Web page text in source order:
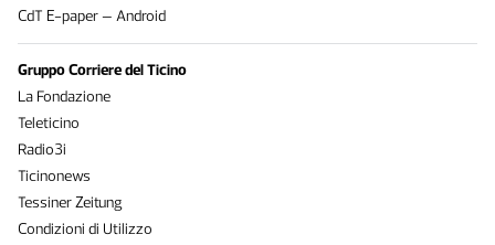
CdT E-paper – Android
Gruppo Corriere del Ticino
La Fondazione
Teleticino
Radio3i
Ticinonews
Tessiner Zeitung
Condizioni di Utilizzo